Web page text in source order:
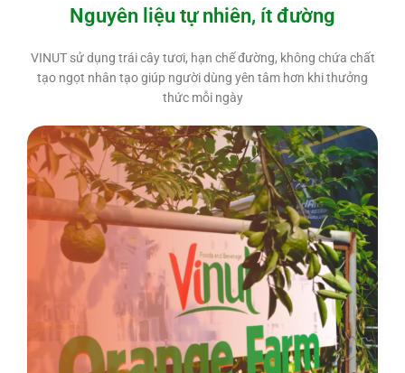
Nguyên liệu tự nhiên, ít đường
VINUT sử dụng trái cây tươi, hạn chế đường, không chứa chất
tạo ngọt nhân tạo giúp người dùng yên tâm hơn khi thưởng
thức mỗi ngày